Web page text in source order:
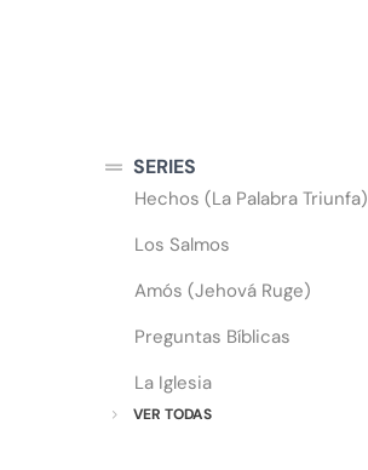
SERIES
Hechos (La Palabra Triunfa)
Los Salmos
Amós (Jehová Ruge)
Preguntas Bíblicas
La Iglesia
VER TODAS